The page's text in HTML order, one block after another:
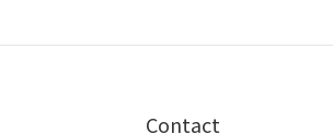
Contact